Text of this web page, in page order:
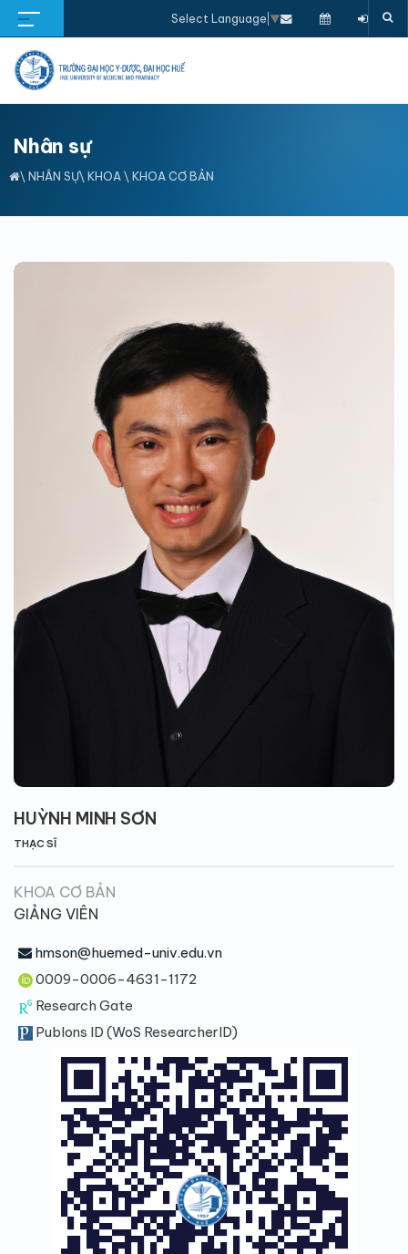
Select Language ▼
Nhân sự
\ NHÂN SỰ\ KHOA\ KHOA CƠ BẢN
HUỲNH MINH SƠN
THẠC SĨ
KHOA CƠ BẢN
GIẢNG VIÊN
hmson@huemed-univ.edu.vn
0009-0006-4631-1172
Research Gate
Publons ID (WoS ResearcherID)